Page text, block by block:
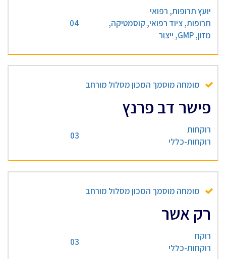
יועץ תרופות, רפואי
תרופות, ציוד רפואי, קוסמטיקה,
מזון, GMP, ייצור
04
מומחה מוסמך המכון מסלול מורחב
פישר דב פרנץ
רוקחות
רוקחות-כללי
03
מומחה מוסמך המכון מסלול מורחב
רק אשר
רוקח
רוקחות-כללי
03